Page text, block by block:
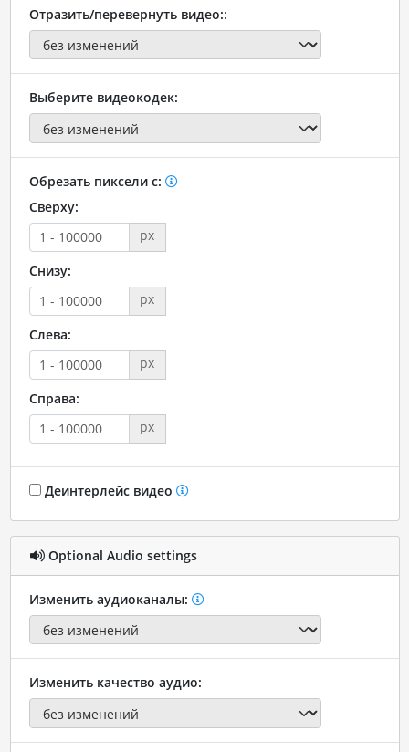
Отразить/перевернуть видео::
Выберите видеокодек:
Обрезать пиксели с:
Сверху:
px
Снизу:
px
Слева:
px
Справа:
px
Деинтерлейс видео
Optional Audio settings
Изменить аудиоканалы:
Изменить качество аудио: